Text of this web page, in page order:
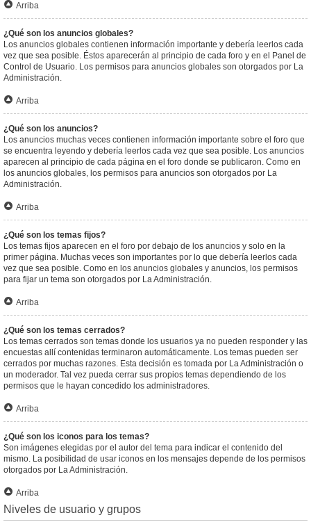
Arriba
¿Qué son los anuncios globales?
Los anuncios globales contienen información importante y debería leerlos cada
vez que sea posible. Éstos aparecerán al principio de cada foro y en el Panel de
Control de Usuario. Los permisos para anuncios globales son otorgados por La
Administración.
Arriba
¿Qué son los anuncios?
Los anuncios muchas veces contienen información importante sobre el foro que
se encuentra leyendo y debería leerlos cada vez que sea posible. Los anuncios
aparecen al principio de cada página en el foro donde se publicaron. Como en
los anuncios globales, los permisos para anuncios son otorgados por La
Administración.
Arriba
¿Qué son los temas fijos?
Los temas fijos aparecen en el foro por debajo de los anuncios y solo en la
primer página. Muchas veces son importantes por lo que debería leerlos cada
vez que sea posible. Como en los anuncios globales y anuncios, los permisos
para fijar un tema son otorgados por La Administración.
Arriba
¿Qué son los temas cerrados?
Los temas cerrados son temas donde los usuarios ya no pueden responder y las
encuestas allí contenidas terminaron automáticamente. Los temas pueden ser
cerrados por muchas razones. Esta decisión es tomada por La Administración o
un moderador. Tal vez pueda cerrar sus propios temas dependiendo de los
permisos que le hayan concedido los administradores.
Arriba
¿Qué son los iconos para los temas?
Son imágenes elegidas por el autor del tema para indicar el contenido del
mismo. La posibilidad de usar iconos en los mensajes depende de los permisos
otorgados por La Administración.
Arriba
Niveles de usuario y grupos